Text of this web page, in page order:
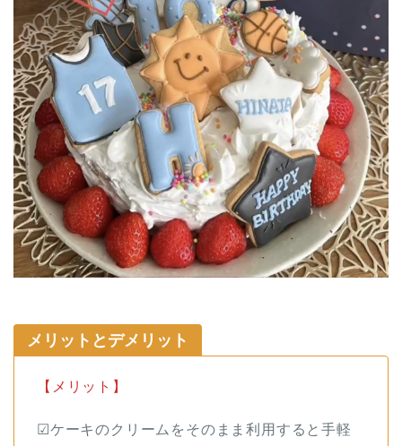
メリットとデメリット
【メリット】
☑︎ケーキのクリームをそのまま利用すると手軽